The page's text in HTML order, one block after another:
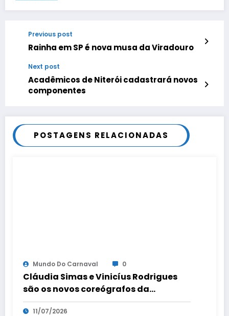
Previous post
Rainha em SP é nova musa da Viradouro
Next post
Acadêmicos de Niterói cadastrará novos
componentes
POSTAGENS RELACIONADAS
Mundo Do Carnaval 0
Cláudia Simas e Vinicíus Rodrigues
são os novos coreógrafos da
comissão de frente
11/07/2026